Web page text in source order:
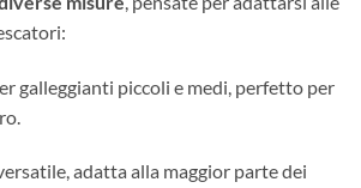
galleggianti piccoli e medi, perfetto per
adatta alla maggior parte dei